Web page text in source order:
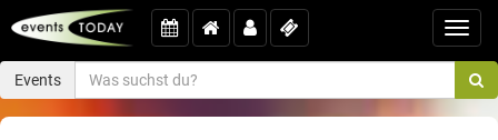
Events